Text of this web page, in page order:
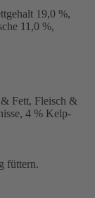
19,0 %,
11,0 %,
Fett, Fleisch &
4 % Kelp-
füttern.